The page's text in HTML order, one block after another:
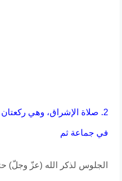
2. صلاة الإشراق، وهي
في جماعة ثم
الجلوس لذكر الله (عزّ وجلّ)